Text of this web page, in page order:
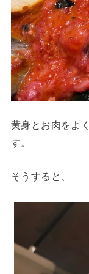
黄身とお肉をよ
す。
そうすると、